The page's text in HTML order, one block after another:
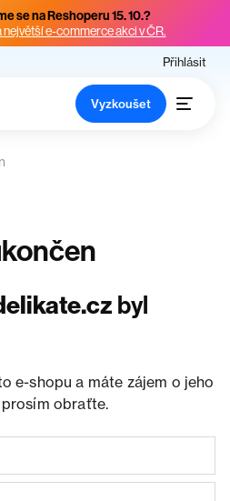
se na Reshoperu 15. 10.?
největší e-commerce akci v ČR.
Přihlásit
Vyzkoušet
byl
e-shopu a máte zájem o jeho
obraťte.